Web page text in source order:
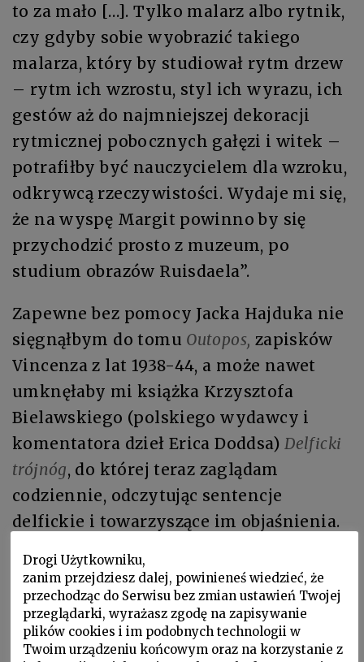
to za mało […]. Tylko malarz albo rytnik,
czy gdyby sobie wyobrazić takiego
malarza, który by studiował rytm drzew
– rytm ich wzrostu, styl ich wyrazu, ich
gestów aż do najmniejszej dekoracji
rytmicznej pobocznych gałęzi i witek –
potrafiłby być nauczycielem dla wzroku,
odkrywcą rzeczywistości. Wydaje mi się,
że na wyspę Margit powinno by się
przychodzić prosto z muzeum, po
studium obrazów Ruisdaela”.
Zapewne bez pomocy Jacka Hajduka nie
sięgnąłbym do tomu Outopos, zapisków
Vincenza z lat 1938-44, a może nawet
umknęłaby mi książka Krzysztofa
Bielawskiego (polskiego wydawcy i
komentatora dzieł Erica Doddsa)Delficki
trójnóg, do której teraz zaglądam
codziennie, odczytując sentencje
delfickie i towarzyszące im objaśnienia.
uświadamiam sobie pożytki płynące z
filologii, ale nie tej będącej akademickim
popisem, czytelnym jedynie dla
nielicznych, najczęściej nudnym, ale
Drogi Użytkowniku,
zanim przejdziesz dalej, powinieneś wiedzieć, że
przechodząc do Serwisu bez zmian ustawień Twojej
przeglądarki, wyrażasz zgodę na zapisywanie
plików cookies i im podobnych technologii w
Twoim urządzeniu końcowym oraz na korzystanie z